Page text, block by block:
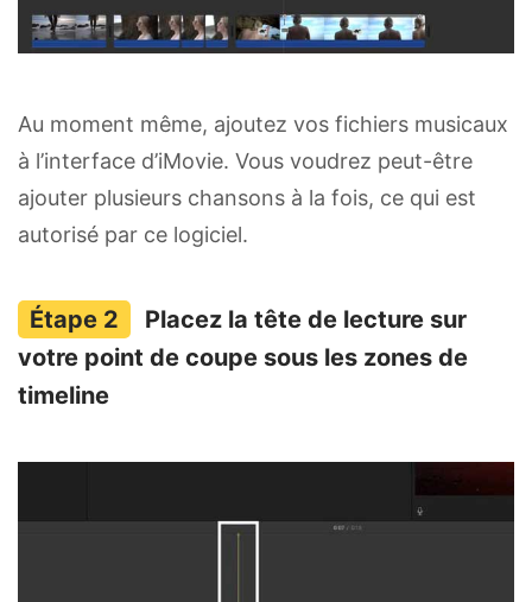
Au moment même, ajoutez vos fichiers musicaux
à l’interface d’iMovie. Vous voudrez peut-être
ajouter plusieurs chansons à la fois, ce qui est
autorisé par ce logiciel.
Placez la tête de lecture sur
votre point de coupe sous les zones de
timeline